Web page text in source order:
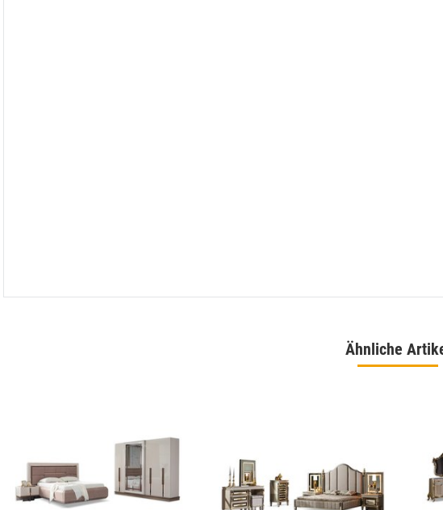
Ähnliche
Zaunelement WPC 180x186 cm Schwarz
295,99 € *
WA16
34,99 €*